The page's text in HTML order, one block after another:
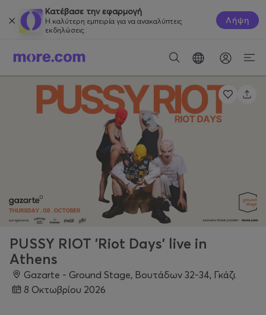
Κατέβασε την εφαρμογή
Η καλύτερη εμπειρία για να ανακαλύπτεις
εκδηλώσεις.
Λήψη
PUSSY RIOT 'Riot Days' live in
Athens
Gazarte - Ground Stage, Βουτάδων 32-34, Γκάζι
8 Οκτωβρίου 2026